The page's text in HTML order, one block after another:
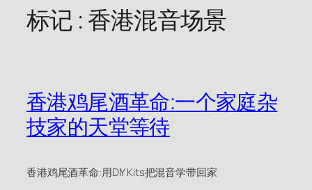
标记 :香港混音场景
香港鸡尾酒革命:一个家庭杂
技家的天堂等待
香港鸡尾酒革命:用DIY Kits把混音学带回家